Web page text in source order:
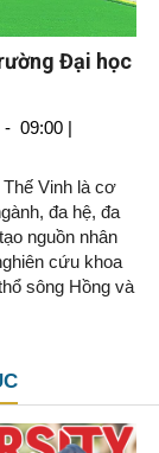
Đại học
- 09:00 |
Vinh là cơ
đa hệ, đa
nguồn nhân
cứu khoa
sông Hồng và